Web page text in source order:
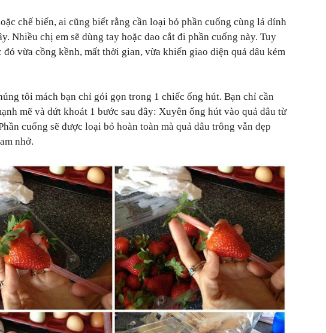
chế biến, ai cũng biết rằng cần loại bỏ phần cuống cùng lá dính
Nhiều chị em sẽ dùng tay hoặc dao cắt đi phần cuống này. Tuy
đó vừa cồng kềnh, mất thời gian, vừa khiến giao diện quả dâu kém
tôi mách bạn chỉ gói gọn trong 1 chiếc ống hút. Bạn chỉ cần
mẽ và dứt khoát 1 bước sau đây: Xuyên ống hút vào quả dâu từ
cuống sẽ được loại bỏ hoàn toàn mà quả dâu trông vẫn đẹp
nhở.